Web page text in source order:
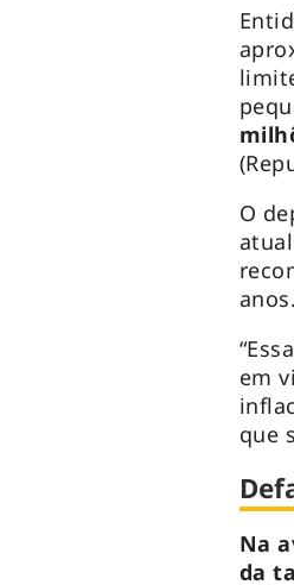
O
anos.
em
que
Na
da